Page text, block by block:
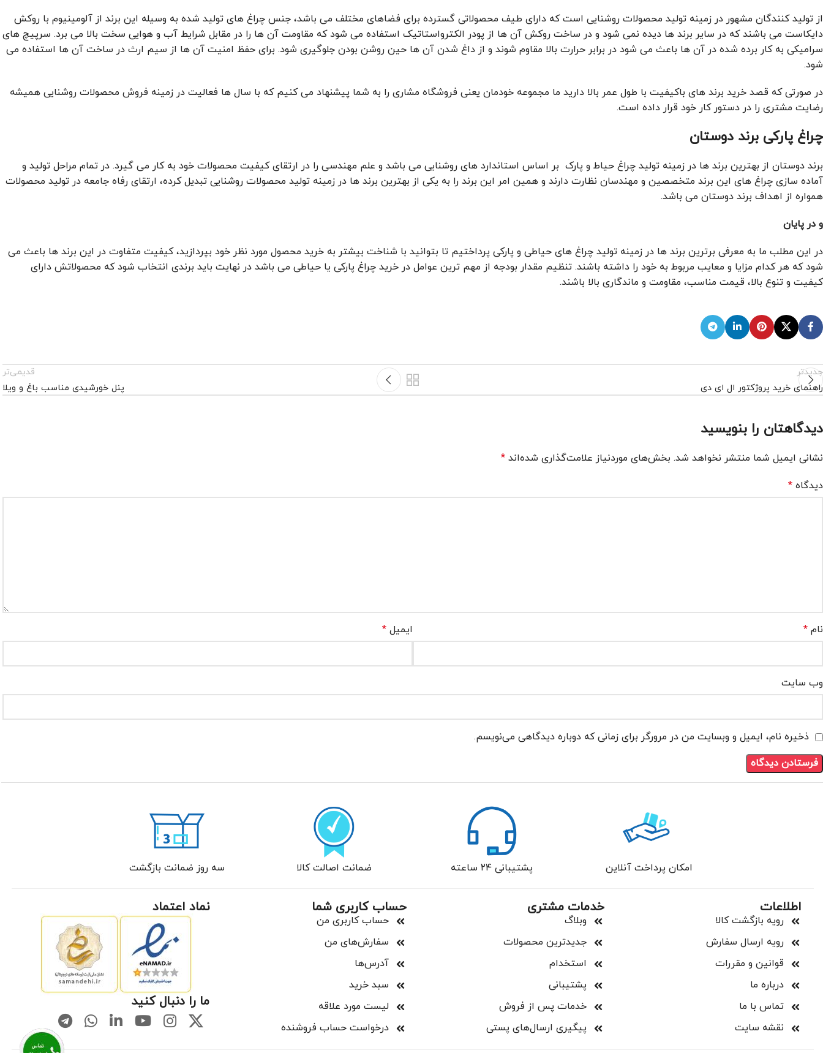
از تولید کنندگان مشهور در زمینه تولید محصولات روشنایی است که دارای طیف محصولاتی گسترده برای فضاهای مختلف می باشد، جنس چراغ های تولید شده به وسیله این برند از آلومینیوم با روکش
دایکاست می باشند که در سایر برند ها دیده نمی شود و در ساخت روکش آن ها از پودر الکترواستاتیک استفاده می شود که مقاومت آن ها را در مقابل شرایط آب و هوایی سخت بالا می برد. سرپیچ های
سرامیکی به کار برده شده در آن ها باعث می شود در برابر حرارت بالا مقاوم شوند و از داغ شدن آن ها حین روشن بودن جلوگیری شود. برای حفظ امنیت آن ها از سیم ارث در ساخت آن ها استفاده می
شود.
در صورتی که قصد خرید برند های باکیفیت با طول عمر بالا دارید ما مجموعه خودمان یعنی فروشگاه مشاری را به شما پیشنهاد می کنیم که با سال ها فعالیت در زمینه فروش محصولات روشنایی همیشه
رضایت مشتری را در دستور کار خود قرار داده است.
چراغ پارکی برند دوستان
برند دوستان از بهترین برند ها در زمینه تولید چراغ حیاط و پارک بر اساس استاندارد های روشنایی می باشد و علم مهندسی را در ارتقای کیفیت محصولات خود به کار می گیرد. در تمام مراحل تولید و
آماده سازی چراغ های این برند متخصصین و مهندسان نظارت دارند و همین امر این برند را به یکی از بهترین برند ها در زمینه تولید محصولات روشنایی تبدیل کرده، ارتقای رفاه جامعه در تولید محصولات
همواره از اهداف برند دوستان می باشد.
و در پایان
در این مطلب ما به معرفی برترین برند ها در زمینه تولید چراغ های حیاطی و پارکی پرداختیم تا بتوانید با شناخت بیشتر به خرید محصول مورد نظر خود بپردازید، کیفیت متفاوت در این برند ها باعث می
شود که هر کدام مزایا و معایب مربوط به خود را داشته باشند. تنظیم مقدار بودجه از مهم ترین عوامل در خرید چراغ پارکی یا حیاطی می باشد در نهایت باید برندی انتخاب شود که محصولاتش دارای
کیفیت و تنوع بالا، قیمت مناسب، مقاومت و ماندگاری بالا باشند.
جدیدتر
راهنمای خرید پروژکتور ال ای دی
قدیمی‌تر
پنل خورشیدی مناسب باغ و ویلا
دیدگاهتان را بنویسید
نشانی ایمیل شما منتشر نخواهد شد. بخش‌های موردنیاز علامت‌گذاری شده‌اند *
دیدگاه *
نام * ایمیل *
وب‌ سایت
ذخیره نام، ایمیل و وبسایت من در مرورگر برای زمانی که دوباره دیدگاهی می‌نویسم.
امکان پرداخت آنلاین پشتیبانی ۲۴ ساعته ضمانت اصالت کالا سه روز ضمانت بازگشت
اطلاعات
رویه بازگشت کالا
رویه ارسال سفارش
قوانین و مقررات
درباره ما
تماس با ما
نقشه سایت
خدمات مشتری
وبلاگ
جدیدترین محصولات
استخدام
پشتیبانی
خدمات پس از فروش
پیگیری ارسال‌های پستی
حساب کاربری شما
حساب کاربری من
سفارش‌های من
آدرس‌ها
سبد خرید
لیست مورد علاقه
درخواست حساب فروشنده
نماد اعتماد
ما را دنبال کنید